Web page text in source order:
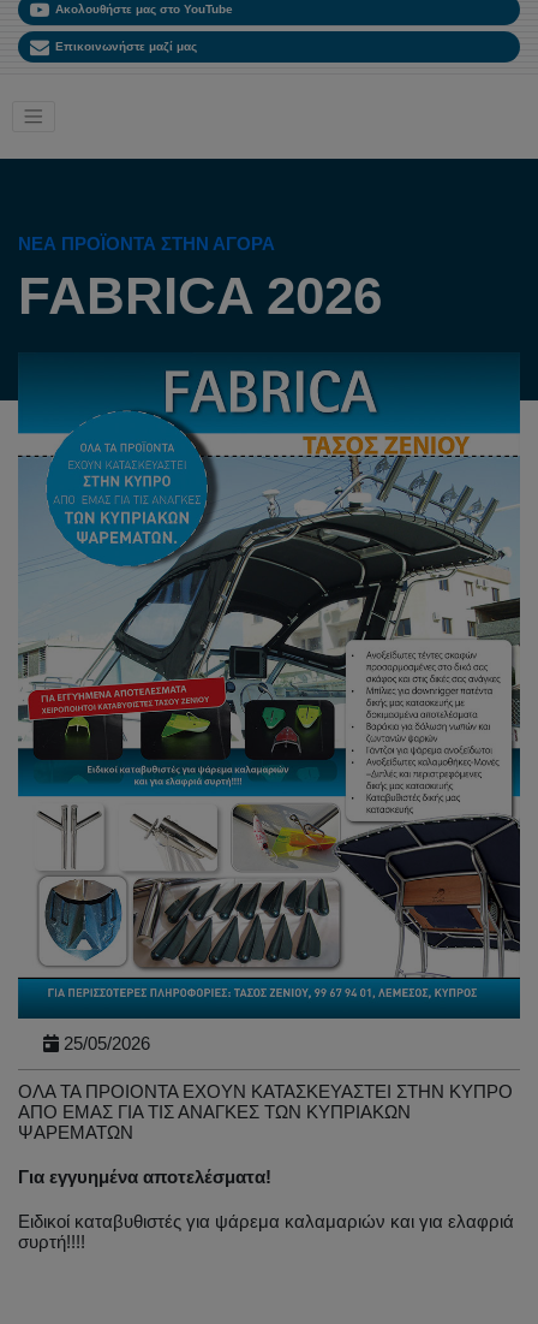
Ακολουθήστε μας στο YouTube
Επικοινωνήστε μαζί μας
ΝΈΑ ΠΡΟΪΌΝΤΑ ΣΤΗΝ ΑΓΟΡΆ
FABRICA 2026
25/05/2026
ΟΛΑ ΤΑ ΠΡΟΙΟΝΤΑ ΕΧΟΥΝ ΚΑΤΑΣΚΕΥΑΣΤΕΙ ΣΤΗΝ ΚΥΠΡΟ
ΑΠΟ ΕΜΑΣ ΓΙΑ ΤΙΣ ΑΝΑΓΚΕΣ ΤΩΝ ΚΥΠΡΙΑΚΩΝ
ΨΑΡΕΜΑΤΩΝ
Για εγγυημένα αποτελέσματα!
Ειδικοί καταβυθιστές για ψάρεμα καλαμαριών και για ελαφριά
συρτή!!!!